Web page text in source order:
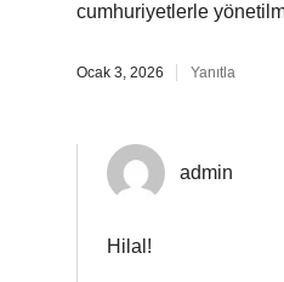
cumhuriyetlerle
Ocak 3, 2026 Yanıtla
admin
Hilal!